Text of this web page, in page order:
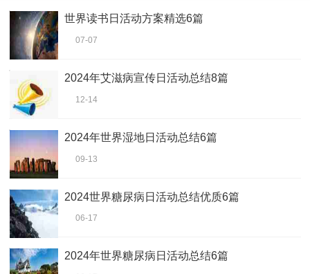
世界读书日活动方案精选6篇
07-07
2024年艾滋病宣传日活动总结8篇
12-14
2024年世界湿地日活动总结6篇
09-13
2024世界糖尿病日活动总结优质6篇
06-17
2024年世界糖尿病日活动总结6篇